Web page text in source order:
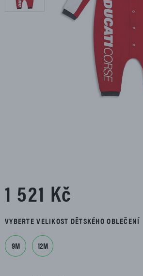
1 521 Kč
VYBERTE VELIKOST DĚTSKÉHO OBLEČENÍ
9M 12M